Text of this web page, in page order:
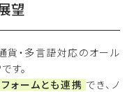
望
貨・多言語対応のオール
す。
ォームとも連携 でき、ノ